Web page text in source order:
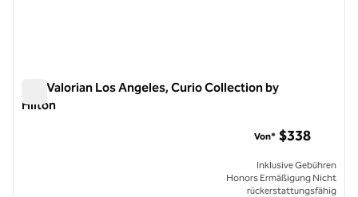
The Valorian Los Angeles, Curio Collection by
Hilton
Von* $338
Inklusive Gebühren
Honors Ermäßigung Nicht
rückerstattungsfähig